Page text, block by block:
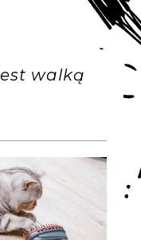
walką